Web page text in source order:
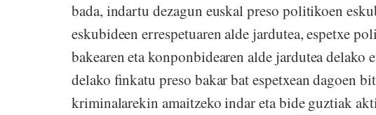
bada, indartu dezagun euskal preso politikoen
eskubideen errespetuaren alde jardutea, espetxe
bakearen eta konponbidearen alde jardutea delako
delako finkatu preso bakar bat espetxean dagoen
kriminalarekin amaitzeko indar eta bide guztiak